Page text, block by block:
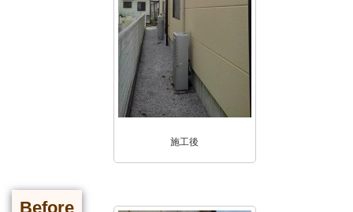
施工後
Before